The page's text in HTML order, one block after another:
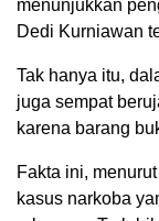
menunjukkan
Dedi Kurniawan
Tak hanya itu,
juga sempat
karena barang
Fakta ini,
kasus narkoba